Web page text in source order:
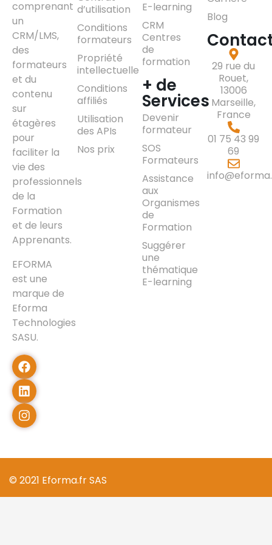
comprenant
un
CRM/LMS,
des
formateurs
et du
contenu
sur
étagères
pour
faciliter la
vie des
professionnels
de la
Formation
et de leurs
Apprenants.
EFORMA
est une
marque de
Eforma
Technologies
SASU.
d’utilisation
Conditions
formateurs
Propriété
intellectuelle
Conditions
affiliés
Utilisation
des APIs
Nos prix
E-learning
CRM
Centres
de
formation
+ de
Services
Devenir
formateur
SOS
Formateurs
Assistance
aux
Organismes
de
Formation
Suggérer
une
thématique
E-learning
Blog
29 rue du
Rouet,
13006
Marseille,
France
01 75 43 99
69
© 2021 Eforma.fr SAS